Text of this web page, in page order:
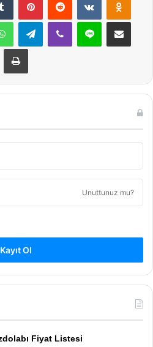
WhatsAppTelegramViber Line E-Posta ile
Yazdır
Unuttunuz mu?
Kayıt Ol
Fiyat Listesi